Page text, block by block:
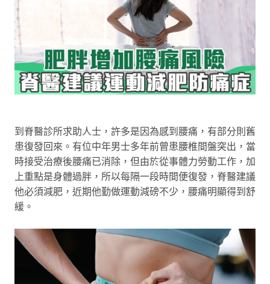
到脊醫診所求助人士，許多是因為感到腰痛，有部分則舊
患復發回來。有位中年男士多年前曾患腰椎間盤突出，當
時接受治療後腰痛已消除，但由於從事體力勞動工作，加
上重點是身體過胖，所以每隔一段時間便復發，脊醫建議
他必須減肥，近期他勤做運動減磅不少，腰痛明顯得到舒
緩。